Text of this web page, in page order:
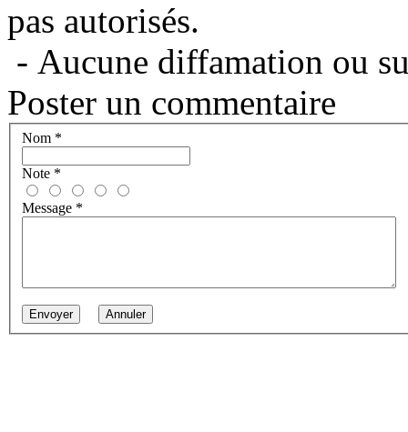
pas autorisés.
- Aucune diffamation ou
Poster un commentaire
Nom *
Note *
Message *